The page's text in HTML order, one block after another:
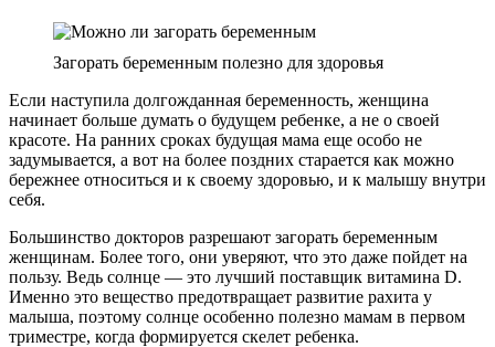
Загорать беременным полезно для здоровья
Если наступила долгожданная беременность, женщина
начинает больше думать о будущем ребенке, а не о своей
красоте. На ранних сроках будущая мама еще особо не
задумывается, а вот на более поздних старается как можно
бережнее относиться и к своему здоровью, и к малышу внутри
себя.
Большинство докторов разрешают загорать беременным
женщинам. Более того, они уверяют, что это даже пойдет на
пользу. Ведь солнце — это лучший поставщик витамина D.
Именно это вещество предотвращает развитие рахита у
малыша, поэтому солнце особенно полезно мамам в первом
триместре, когда формируется скелет ребенка.